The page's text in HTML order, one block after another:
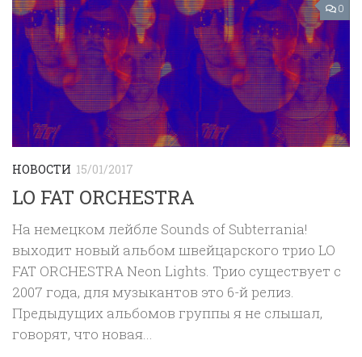
0
НОВОСТИ 15/01/2017
LO FAT ORCHESTRA
На немецком лейбле Sounds of Subterrania!
выходит новый альбом швейцарского трио LO
FAT ORCHESTRA Neon Lights. Трио существует с
2007 года, для музыкантов это 6-й релиз.
Предыдущих альбомов группы я не слышал,
говорят, что новая...